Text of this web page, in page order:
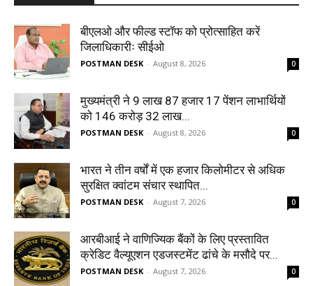
बीएलओ और फील्ड स्टॉफ को प्रोत्साहित करें
जिलाधिकारीः सीईओ
POSTMAN DESK - August 8, 2026 0
मुख्यमंत्री ने 9 लाख 87 हजार 17 पेंशन लाभार्थियों
को 146 करोड़ 32 लाख...
POSTMAN DESK - August 8, 2026 0
भारत ने तीन वर्षों में एक हजार किलोमीटर से अधिक
सुरक्षित क्वांटम संचार स्थापित...
POSTMAN DESK - August 7, 2026 0
आरबीआई ने वाणिज्यिक बैंकों के लिए प्रस्तावित
क्रेडिट वैल्यूएशन एडजस्टमेंट ढांचे के मसौदे पर...
POSTMAN DESK - August 7, 2026 0